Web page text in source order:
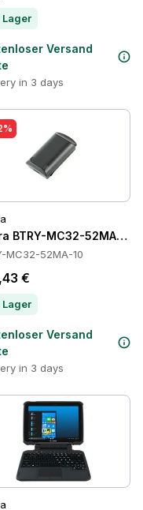
Lager
Versand
in 3 days
BTRY-MC32-52MA-10
MC32-52MA-10
€
Lager
Versand
in 3 days